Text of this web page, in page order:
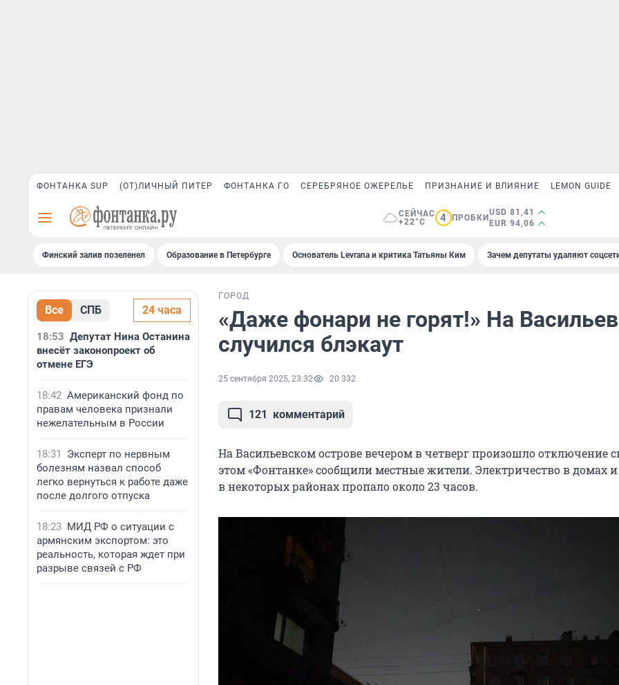
ФОНТАНКА SUP (ОТ)ЛИЧНЫЙ ПИТЕР ФОНТАНКА ГО СЕРЕБРЯНОЕ ОЖЕРЕЛЬЕ ПРИЗНАНИЕ И ВЛИЯНИЕ LEMON GUIDE
СЕЙЧАС
+22°C
4 ПРОБКИ
USD 81,41
EUR 94,06
Финский залив позеленел Образование в Петербурге Основатель Levrana и критика Татьяны Ким Зачем депутаты удаляют
Все СПБ 24 часа
18:53 Депутат Нина Останина
внесёт законопроект об
отмене ЕГЭ
18:42 Американский фонд по
правам человека признали
нежелательным в России
18:31
Эксперт по нервным
болезням назвал способ
легко вернуться к работе даже
после долгого отпуска
18:23 МИД РФ о ситуации с
армянским экспортом: это
реальность, которая ждет при
разрыве связей с РФ
ГОРОД
«Даже фонари не горят!» На
случился блэкаут
25 сентября 2025, 23:32 20 332
121 комментарий
На Васильевском острове вечером в четверг произошло отключение
этом «Фонтанке» сообщили местные жители. Электричество в домах
в некоторых районах пропало около 23 часов.